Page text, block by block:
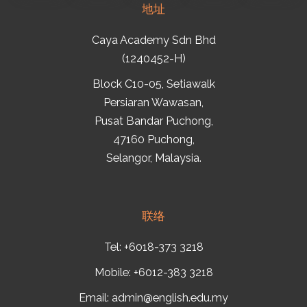
地址
Caya Academy Sdn Bhd
(1240452-H)
Block C10-05, Setiawalk
Persiaran Wawasan,
Pusat Bandar Puchong,
47160 Puchong,
Selangor, Malaysia.
联络
Tel: +6018-373 3218
Mobile: +6012-383 3218
Email: admin@english.edu.my